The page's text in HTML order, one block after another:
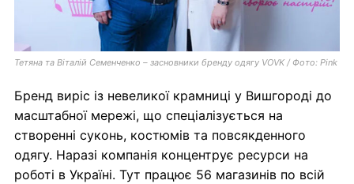
Тетяна та Віталій Семенченко – засновники бренду одягу VOVK / Фото: Pink
Бренд виріс із невеликої крамниці у Вишгороді до
масштабної мережі, що спеціалізується на
створенні суконь, костюмів та повсякденного
одягу. Наразі компанія концентрує ресурси на
роботі в Україні. Тут працює 56 магазинів по всій